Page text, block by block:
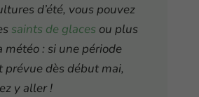
d’été, vous pouvez
saints de glaces ou plus
météo : si une période
prévue dès début mai,
y aller !